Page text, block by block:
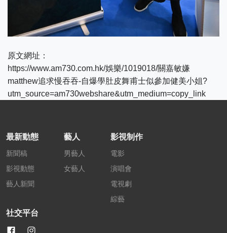
原文網址：
https://www.am730.com.hk/娛樂/1019018/關嘉敏嫌
matthew追求慢吞吞-自爆學肚皮舞甫士似參加健美小姐?
utm_source=am730webshare&utm_medium=copy_link
最新動態
新聞稿
影視動態
藝人新聞
藝人
男藝人
女藝人
影視制作
電影
演唱會
電視劇
綜藝
社交平台